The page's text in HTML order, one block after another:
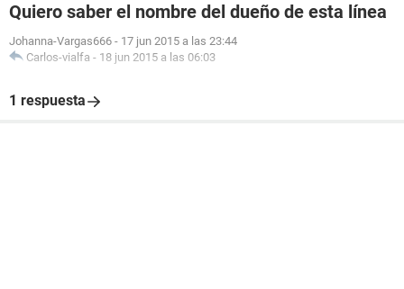
Quiero saber el nombre del dueño de esta línea
Johanna-Vargas666 - 17 jun 2015 a las 23:44
Carlos-vialfa - 18 jun 2015 a las 06:03
1 respuesta